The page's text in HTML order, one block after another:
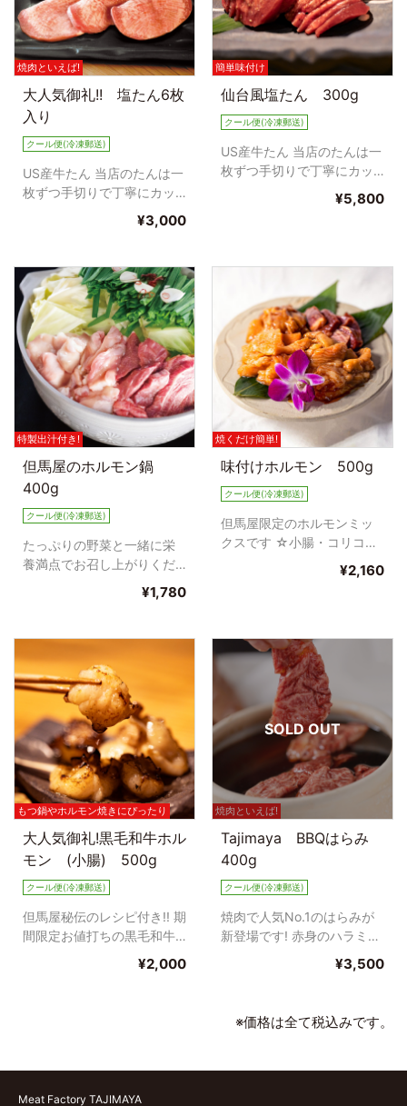
焼肉といえば!
大人気御礼!! 塩たん6枚
入り
クール便(冷凍郵送)
US産牛たん 当店のたんは一
枚ずつ手切りで丁寧にカッ
ンでもおいしく焼きあがり...
¥3,000
簡単味付け
仙台風塩たん 300g
クール便(冷凍郵送)
US産牛たん 当店のたんは一
枚ずつ手切りで丁寧にカッ
ンでもおいしく焼きあがり...
¥5,800
特製出汁付き!
但馬屋のホルモン鍋
400g
クール便(冷凍郵送)
たっぷりの野菜と一緒に栄
養満点でお召し上がりくだ
小腸 ・ハート ・ミノ ・...
¥1,780
焼くだけ簡単!
味付けホルモン 500g
クール便(冷凍郵送)
但馬屋限定のホルモンミッ
クスです ☆小腸・コリコ
ャン・ミノ・ツラミ・レバ
¥2,160
もつ鍋やホルモン焼きにぴったり
大人気御礼!黒毛和牛ホル
モン (小腸) 500g
クール便(冷凍郵送)
但馬屋秘伝のレシピ付き!! 期
間限定お値打ちの黒毛和牛
¥2,000
焼肉といえば!
SOLD OUT
Tajimaya BBQはらみ
400g
クール便(冷凍郵送)
焼肉で人気No.1のはらみが
新登場です! 赤身のハラミを
いかがでしょうか?(^...
¥3,500
※価格は全て税込みです。
Meat Factory TAJIMAYA